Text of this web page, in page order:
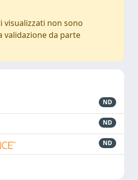
visualizzati non sono
validazione da parte
ND
ND
ND